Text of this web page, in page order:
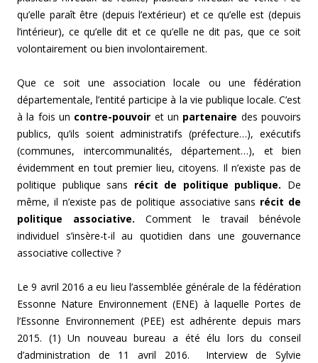
qu’elle paraît être (depuis l’extérieur) et ce qu’elle est (depuis
l’intérieur), ce qu’elle dit et ce qu’elle ne dit pas, que ce soit
volontairement ou bien involontairement.
Que ce soit une association locale ou une fédération
départementale, l’entité participe à la vie publique locale. C’est
à la fois un contre-pouvoir et un partenaire des pouvoirs
publics, qu’ils soient administratifs (préfecture…), exécutifs
(communes, intercommunalités, département…), et bien
évidemment en tout premier lieu, citoyens. Il n’existe pas de
politique publique sans récit de politique publique. De
même, il n’existe pas de politique associative sans récit de
politique associative. Comment le travail bénévole
individuel s’insère-t-il au quotidien dans une gouvernance
associative collective ?
Le 9 avril 2016 a eu lieu l’assemblée générale de la fédération
Essonne Nature Environnement (ENE) à laquelle Portes de
l’Essonne Environnement (PEE) est adhérente depuis mars
2015. (1) Un nouveau bureau a été élu lors du conseil
d’administration de 11 avril 2016. Interview de Sylvie